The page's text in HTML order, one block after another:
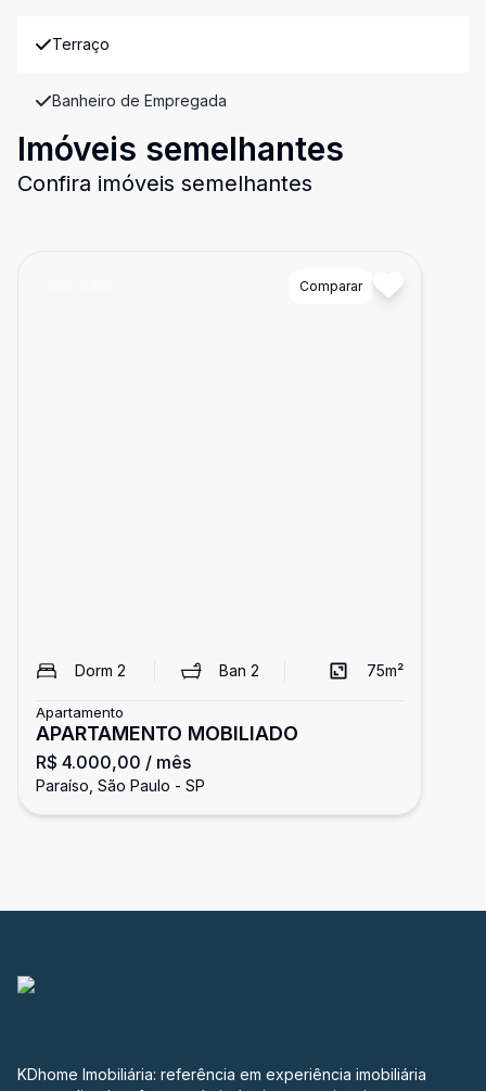
Terraço
Banheiro de Empregada
Imóveis semelhantes
Confira imóveis semelhantes
Comparar
Dorm 2 Ban2 75m²
Apartamento
APARTAMENTO MOBILIADO
R$ 4.000,00 / mês
Paraíso, São Paulo - SP
KDhome Imobiliária: referência em experiência imobiliária